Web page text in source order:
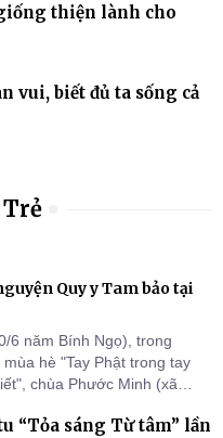
thiện lành cho
vui, biết đủ ta sống cả
Quy y Tam bảo tại
6 năm Bính Ngọ), trong
hè "Tay Phật trong tay
chùa Phước Minh (xã
“Tỏa sáng Từ tâm” lần